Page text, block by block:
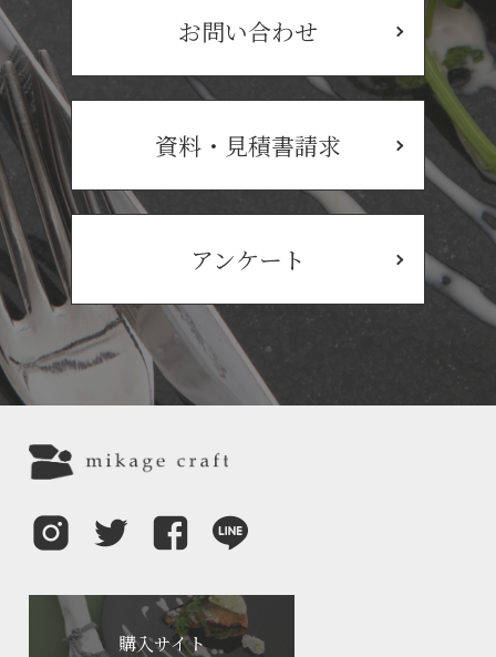
お問い合わせ
資料・見積書請求
アンケート
購入サイト